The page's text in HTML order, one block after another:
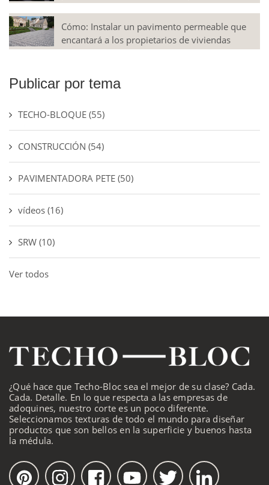
Cómo: Instalar un pavimento permeable que
encantará a los propietarios de viviendas
Publicar por tema
TECHO-BLOQUE (55)
CONSTRUCCIÓN (54)
PAVIMENTADORA PETE (50)
vídeos (16)
SRW (10)
Ver todos
¿Qué hace que Techo-Bloc sea el mejor de su clase? Cada.
Cada. Detalle. En lo que respecta a las empresas de
adoquines, nuestro corte es un poco diferente.
Seleccionamos texturas de todo el mundo para diseñar
productos que son bellos en la superficie y buenos hasta
la médula.